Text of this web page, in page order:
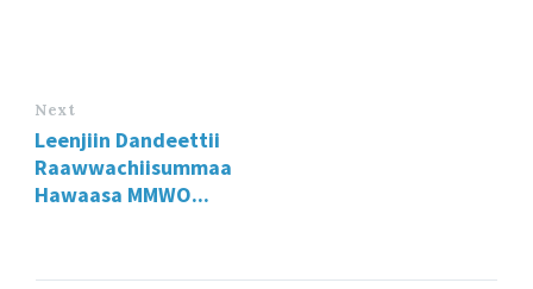
Next
Leenjiin Dandeettii
Raawwachiisummaa
Hawaasa MMWO...